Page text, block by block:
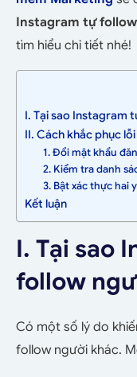
Instagram tự
tìm hiểu chi tiết nhé!
I. Tại sao Instagram
II. Cách khắc phục
1. Đổi mật khẩu
2. Kiểm tra danh
3. Bật xác thực hai
Kết luận
I. Tại sao
follow
Có một số lý do
follow người khác.